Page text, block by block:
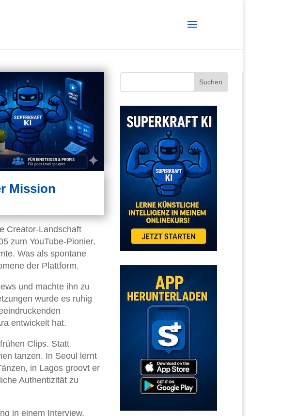
Mission
Creator-Landschaft
zum YouTube-Pionier,
Was als spontane
der Plattform.
und machte ihn zu
wurde es ruhig
entwickelt hat.
Clips. Statt
tanzen. In Seoul lernt
in Lagos groovt er
Authentizität zu
in einem Interview.